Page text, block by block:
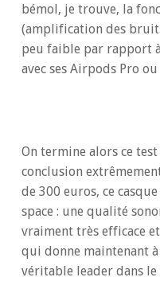
bémol, je trouve, la
(amplification des
peu faible par rapport
avec ses Airpods Pro ou
On termine alors ce
conclusion
de 300 euros, ce
space : une qualité
vraiment très efficace
qui donne maintenant
véritable leader dans